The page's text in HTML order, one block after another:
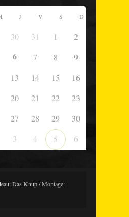
J V S D
30 31 1
2
6 7 8
9
13 14 15
16
20 21 22
23
27 28 29
30
3 4 5 6
Das Knup / Montage: